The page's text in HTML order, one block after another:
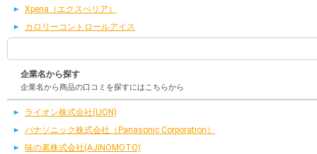
Xperia（エクスぺリア）
カロリーコントロールアイス
企業名から探す
企業名から商品の口コミを探すにはこちらから
ライオン株式会社(LION)
パナソニック株式会社（Panasonic Corporation）
味の素株式会社(AJINOMOTO)